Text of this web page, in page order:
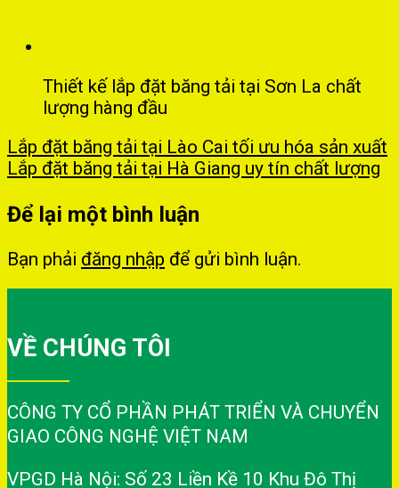
Thiết kế lắp đặt băng tải tại Sơn La chất
lượng hàng đầu
Lắp đặt băng tải tại Lào Cai tối ưu hóa sản xuất
Lắp đặt băng tải tại Hà Giang uy tín chất lượng
Để lại một bình luận
Bạn phải đăng nhập để gửi bình luận.
VỀ CHÚNG TÔI
CÔNG TY CỔ PHẦN PHÁT TRIỂN VÀ CHUYỂN
GIAO CÔNG NGHỆ VIỆT NAM
VPGD Hà Nội: Số 23 Liền Kề 10 Khu Đô Thị